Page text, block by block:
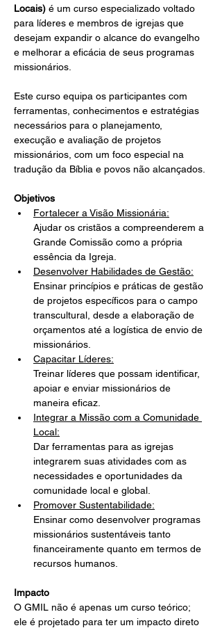
Locais) é um curso especializado voltado
para líderes e membros de igrejas que
desejam expandir o alcance do evangelho
e melhorar a eficácia de seus programas
missionários.
Este curso equipa os participantes com
ferramentas, conhecimentos e estratégias
necessários para o planejamento,
execução e avaliação de projetos
missionários, com um foco especial na
tradução da Bíblia e povos não alcançados.
Objetivos
Fortalecer a Visão Missionária:
Ajudar os cristãos a compreenderem a
Grande Comissão como a própria
essência da Igreja.
Desenvolver Habilidades de Gestão:
Ensinar princípios e práticas de gestão
de projetos específicos para o campo
transcultural, desde a elaboração de
orçamentos até a logística de envio de
missionários.
Capacitar Líderes:
Treinar líderes que possam identificar,
apoiar e enviar missionários de
maneira eficaz.
Integrar a Missão com a Comunidade
Local:
Dar ferramentas para as igrejas
integrarem suas atividades com as
necessidades e oportunidades da
comunidade local e global.
Promover Sustentabilidade:
Ensinar como desenvolver programas
missionários sustentáveis tanto
financeiramente quanto em termos de
recursos humanos.
Impacto
O GMIL não é apenas um curso teórico;
ele é projetado para ter um impacto direto